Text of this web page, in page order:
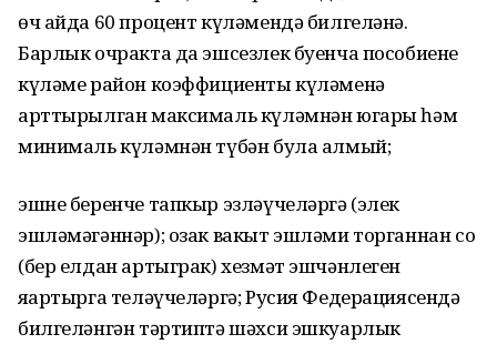
өч айда 60 процент күләмендә билгеләнә.
Барлык очракта да эшсезлек буенча пособиенең
күләме район коэффициенты күләменә
арттырылган максималь күләмнән югары һәм
минималь күләмнән түбән була алмый;
эшне беренче тапкыр эзләүчеләргә (элек
эшләмәгәннәр); озак вакыт эшләми торганнан соң
(бер елдан артыграк) хезмәт эшчәнлеген
яңартырга теләүчеләргә; Русия Федерациясендә
билгеләнгән тәртиптә шәхси эшкуарлык